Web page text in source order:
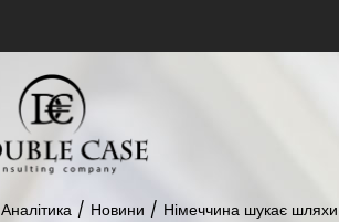
Аналітика / Новини / Німеччина шукає